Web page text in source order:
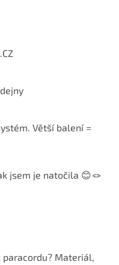
Větší balení =
jsem je natočila 😊🪢
paracordu? Materiál,